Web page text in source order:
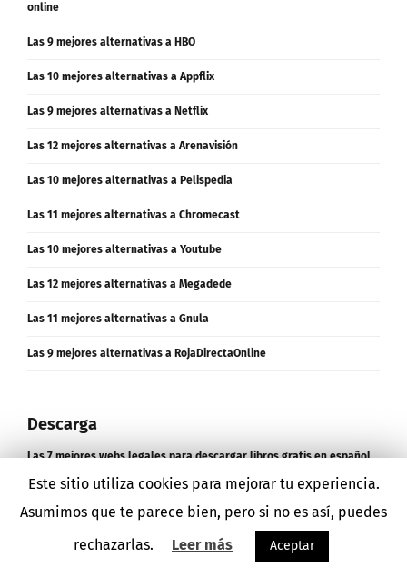
online
Las 9 mejores alternativas a HBO
Las 10 mejores alternativas a Appflix
Las 9 mejores alternativas a Netflix
Las 12 mejores alternativas a Arenavisión
Las 10 mejores alternativas a Pelispedia
Las 11 mejores alternativas a Chromecast
Las 10 mejores alternativas a Youtube
Las 12 mejores alternativas a Megadede
Las 11 mejores alternativas a Gnula
Las 9 mejores alternativas a RojaDirectaOnline
Descarga
Las 7 mejores webs legales para descargar libros gratis en español
Las 10 mejores alternativas a Dropbox
Este sitio utiliza cookies para mejorar tu experiencia.
Asumimos que te parece bien, pero si no es así, puedes
rechazarlas.
Leer más Aceptar